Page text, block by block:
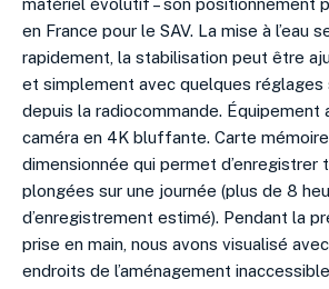
en France pour le SAV. La mise à l’eau
rapidement, la stabilisation peut être
et simplement avec quelques réglages
depuis la radiocommande. Équipement
caméra en 4K bluffante. Carte
dimensionnée qui permet d’enregistrer
plongées sur une journée (plus de 8
d’enregistrement estimé). Pendant la
prise en main, nous avons visualisé
endroits de l’aménagement